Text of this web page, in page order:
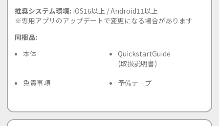
推奨システム環境: iOS16以上 / Android11以上
※専用アプリのアップデートで変更になる場合があります
同梱品:
本体
QuickstartGuide
(取扱説明書)
免責事項
予備テープ